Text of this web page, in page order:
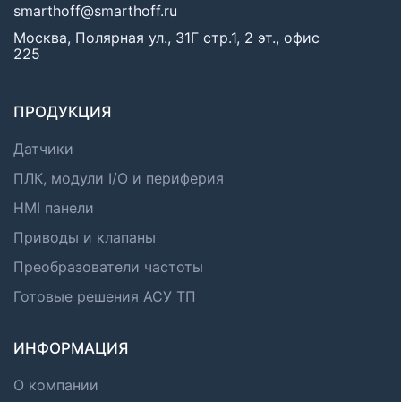
smarthoff@smarthoff.ru
Москва, Полярная ул., 31Г стр.1, 2 эт., офис
225
ПРОДУКЦИЯ
Датчики
ПЛК, модули I/O и периферия
HMI панели
Приводы и клапаны
Преобразователи частоты
Готовые решения АСУ ТП
ИНФОРМАЦИЯ
О компании